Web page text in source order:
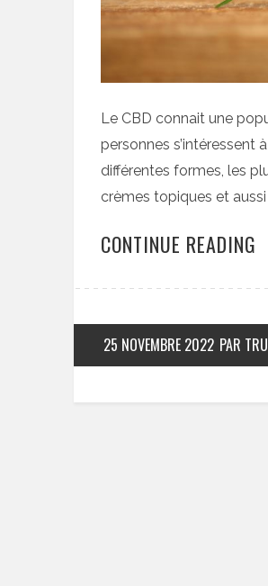
Le CBD connait une
personnes s’intéressent
différentes formes, les
crèmes topiques et
CONTINUE READING
25 NOVEMBRE 2022 PAR